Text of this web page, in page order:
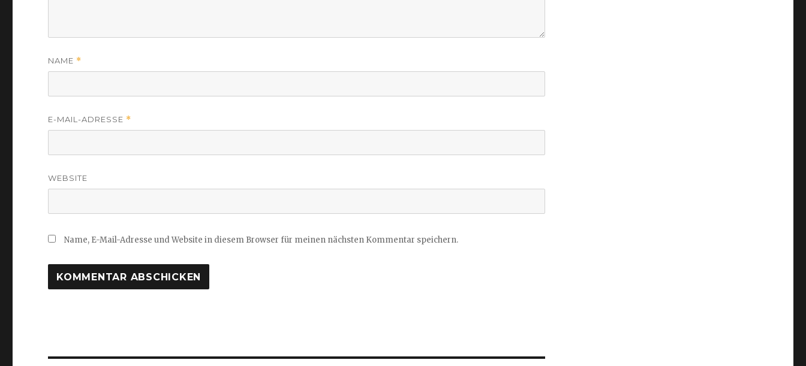
NAME *
E-MAIL-ADRESSE *
WEBSITE
Name, E-Mail-Adresse und Website in diesem Browser für meinen nächsten Kommentar speichern.